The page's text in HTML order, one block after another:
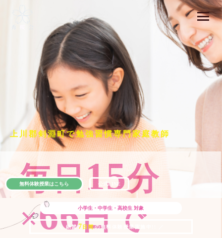
上川郡剣淵町で勉強習慣専門家庭教師
毎日15分
×66日で
小学生・中学生・高校生 対象
＼ 絶賛 7 日間の無料体験授業実施中!! ／
無料体験授業はこちら 公式LINE